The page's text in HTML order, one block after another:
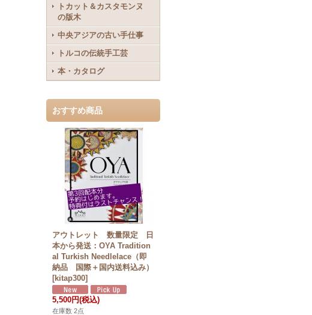
トカット＆カスタモンヌ
の版木
中央アジアの古い手仕事
トルコの伝統手工芸
本・カタログ
おすすめ商品
アウトレット 数量限定 日
本から発送：OYA Tradition
al Turkish Needlelace（即
納品 国際＋国内送料込み）
[kitap300]
5,500円(税込)
在庫数 2点